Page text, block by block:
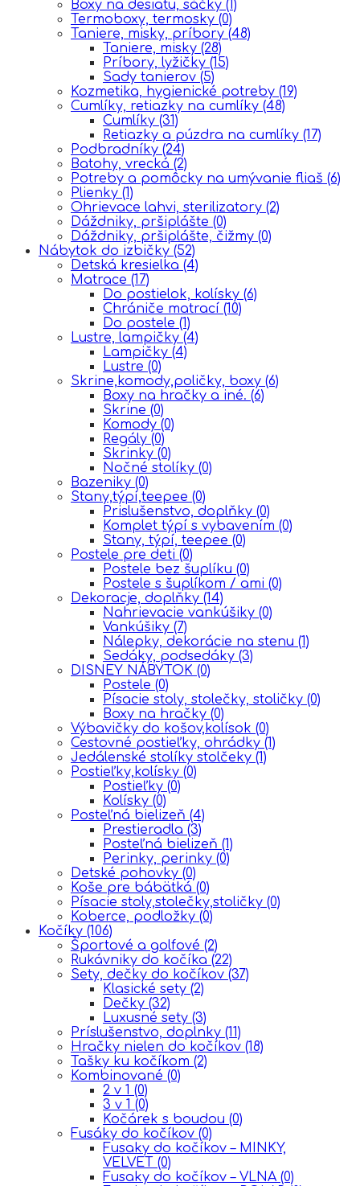
Boxy na desiatu, sáčky (1)
Termoboxy, termosky (0)
Taniere, misky, príbory (48)
Taniere, misky (28)
Príbory, lyžičky (15)
Sady tanierov (5)
Kozmetika, hygienické potreby (19)
Cumlíky, retiazky na cumlíky (48)
Cumlíky (31)
Retiazky a púzdra na cumlíky (17)
Podbradníky (24)
Batohy, vrecká (2)
Potreby a pomôcky na umývanie fliaš (6)
Plienky (1)
Ohrievace lahvi, sterilizatory (2)
Dáždniky, pršiplášte (0)
Dáždniky, pršiplášte, čižmy (0)
Nábytok do izbičky (52)
Detská kresielka (4)
Matrace (17)
Do postielok, kolísky (6)
Chrániče matrací (10)
Do postele (1)
Lustre, lampičky (4)
Lampičky (4)
Lustre (0)
Skrine,komody,poličky, boxy (6)
Boxy na hračky a iné. (6)
Skrine (0)
Komody (0)
Regály (0)
Skrinky (0)
Nočné stolíky (0)
Bazeniky (0)
Stany,týpí,teepee (0)
Prislušenstvo, doplňky (0)
Komplet týpí s vybavením (0)
Stany, týpí, teepee (0)
Postele pre deti (0)
Postele bez šuplíku (0)
Postele s šuplíkom / ami (0)
Dekoracje, doplňky (14)
Nahrievacie vankúšiky (0)
Vankúšiky (7)
Nálepky, dekorácie na stenu (1)
Sedáky, podsedáky (3)
DISNEY NÁBYTOK (0)
Postele (0)
Písacie stoly, stolečky, stoličky (0)
Boxy na hračky (0)
Výbavičky do košov,kolísok (0)
Cestovné postieľky, ohrádky (1)
Jedálenské stolíky stolčeky (1)
Postieľky,kolísky (0)
Postieľky (0)
Kolísky (0)
Posteľná bielizeň (4)
Prestieradla (3)
Posteľná bielizeň (1)
Perinky, perinky (0)
Detské pohovky (0)
Koše pre bábätká (0)
Písacie stoly,stolečky,stoličky (0)
Koberce, podložky (0)
Kočíky (106)
Športové a golfové (2)
Rukávniky do kočíka (22)
Sety, dečky do kočíkov (37)
Klasické sety (2)
Dečky (32)
Luxusné sety (3)
Príslušenstvo, doplnky (11)
Hračky nielen do kočíkov (18)
Tašky ku kočíkom (2)
Kombinované (0)
2 v 1 (0)
3 v 1 (0)
Kočárek s boudou (0)
Fusáky do kočíkov (0)
Fusaky do kočíkov – MINKY,
VELVET (0)
Fusaky do kočíkov – VLNA (0)